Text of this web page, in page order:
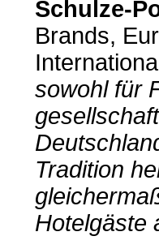
Schulze-
Brands,
sowohl für
Tradition
Hotelgäste